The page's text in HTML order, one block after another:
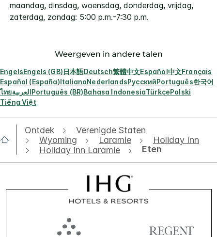
maandag, dinsdag, woensdag, donderdag, vrijdag,
zaterdag, zondag: 5:00 p.m.-7:30 p.m.
Weergeven in andere talen
EngelsEngels (GB)日本語Deutsch繁體中文Español中文Français
Español (España)ItalianoNederlandsРусскийPortuguês한국어
ไทยالعربيةPortuguês (BR)Bahasa IndonesiaTürkçePolski
Tiếng Việt
Ontdek
Verenigde Staten
Wyoming
Laramie
Holiday Inn
Holiday Inn Laramie
Eten